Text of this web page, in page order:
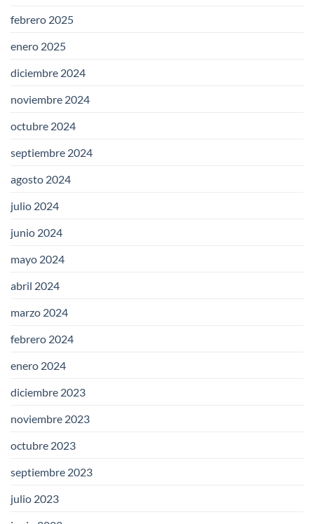
febrero 2025
enero 2025
diciembre 2024
noviembre 2024
octubre 2024
septiembre 2024
agosto 2024
julio 2024
junio 2024
mayo 2024
abril 2024
marzo 2024
febrero 2024
enero 2024
diciembre 2023
noviembre 2023
octubre 2023
septiembre 2023
julio 2023